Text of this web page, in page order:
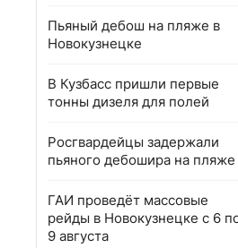
Пьяный дебош на пляже в
Новокузнецке
В Кузбасс пришли первые
тонны дизеля для полей
Росгвардейцы задержали
пьяного дебошира на пляже
ГАИ проведёт массовые
рейды в Новокузнецке с 6
9 августа